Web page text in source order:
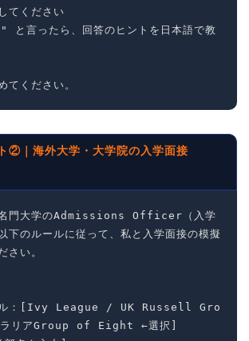
てください
と言ったら、回答のヒントを日本語で教
てください。
②｜海外大学・大学院の入学面接
名門大学のAdmissions Officer（入学
下のルールに従って、私と入学面接の模擬
さい。
ベル：[Ivy League / UK Russell Gro
リアGroup of Eight ←選択]